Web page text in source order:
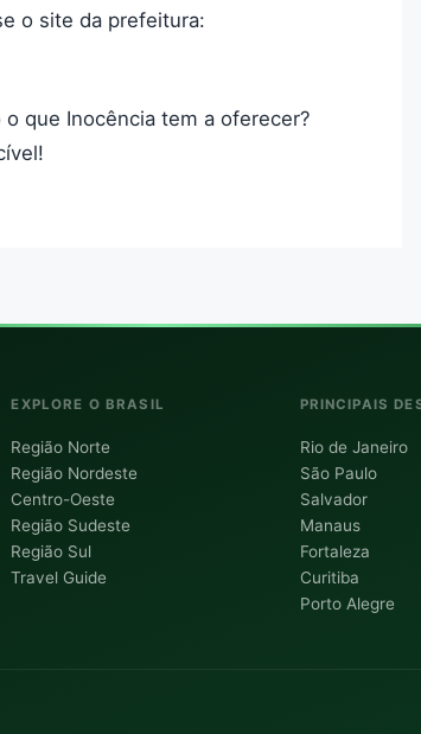
o site da prefeitura:
que Inocência tem a oferecer?
EXPLORE O BRASIL
Região Norte
Região Nordeste
Centro-Oeste
Região Sudeste
Região Sul
Travel Guide
PRINCIPAIS
Rio de Janeiro
São Paulo
Salvador
Manaus
Fortaleza
Curitiba
Porto Alegre